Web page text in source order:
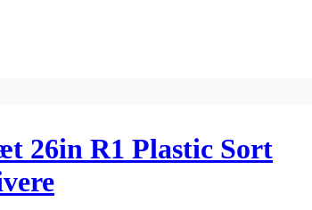
26in R1 Plastic Sort